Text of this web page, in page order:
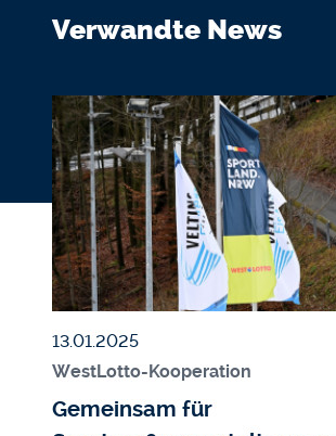
Verwandte News
Bild
Veröffentlicht am
13.01.2025
WestLotto-Kooperation
Gemeinsam für